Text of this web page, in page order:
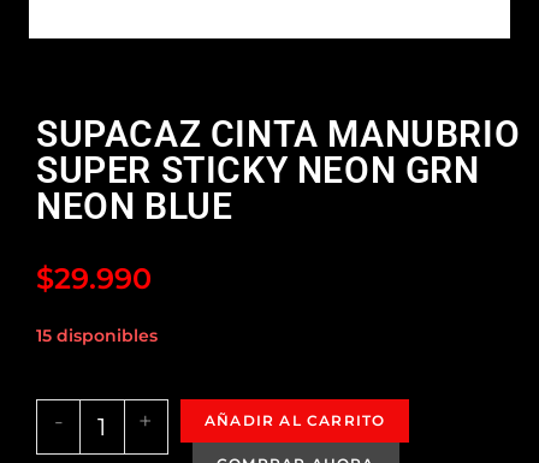
SUPACAZ CINTA MANUBRIO
SUPER STICKY NEON GRN
NEON BLUE
$29.990
15 disponibles
- + AÑADIR AL CARRITO